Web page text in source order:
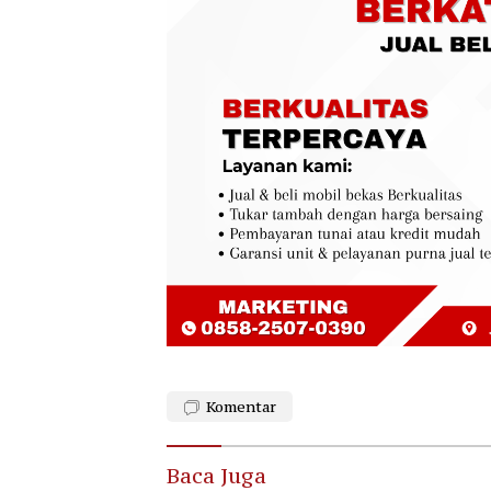
Komentar
Baca Juga